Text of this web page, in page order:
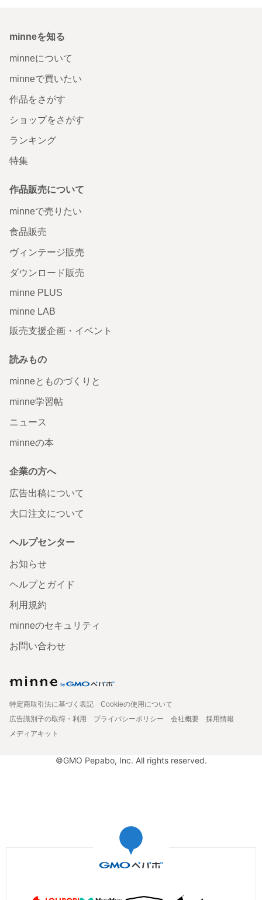
minneを知る
minneについて
minneで買いたい
作品をさがす
ショップをさがす
ランキング
特集
作品販売について
minneで売りたい
食品販売
ヴィンテージ販売
ダウンロード販売
minne PLUS
minne LAB
販売支援企画・イベント
読みもの
minneとものづくりと
minne学習帖
ニュース
minneの本
企業の方へ
広告出稿について
大口注文について
ヘルプセンター
お知らせ
ヘルプとガイド
利用規約
minneのセキュリティ
お問い合わせ
特定商取引法に基づく表記
Cookieの使用について
広告識別子の取得・利用
プライバシーポリシー 会社概要
採用情報
メディアキット
©GMO Pepabo, Inc. All rights reserved.